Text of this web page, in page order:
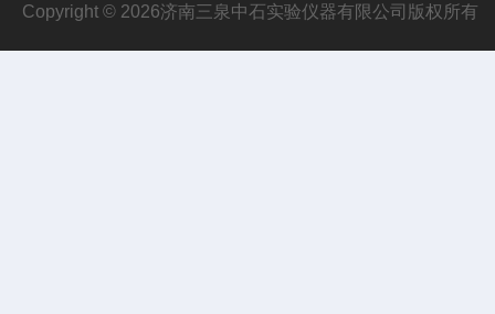
Copyright © 2026济南三泉中石实验仪器有限公司版权所有